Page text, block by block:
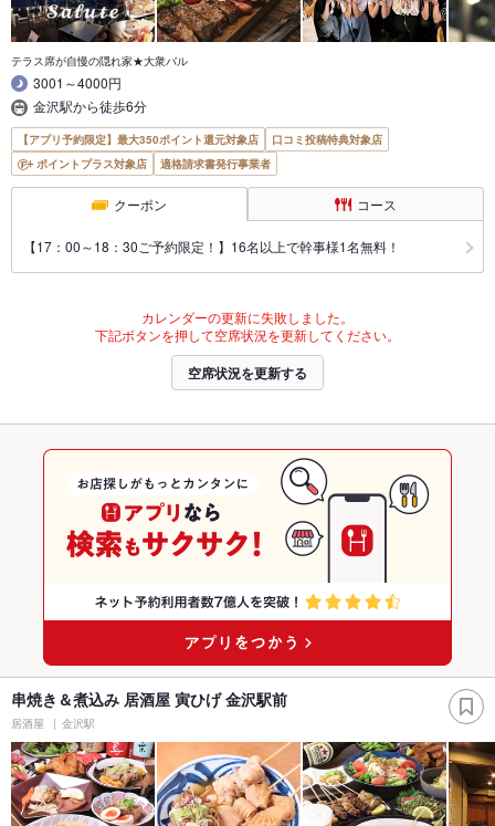
テラス席が自慢の隠れ家★大衆バル
3001～4000円
金沢駅から徒歩6分
【アプリ予約限定】最大350ポイント還元対象店
口コミ投稿特典対象店
ポイントプラス対象店
適格請求書発行事業者
クーポン コース
【17：00～18：30ご予約限定！】16名以上で幹事様1名無料！
カレンダーの更新に失敗しました。
下記ボタンを押して空席状況を更新してください。
空席状況を更新する
串焼き＆煮込み 居酒屋 寅ひげ 金沢駅前
居酒屋 金沢駅